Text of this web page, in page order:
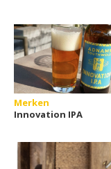
Merken
Innovation IPA